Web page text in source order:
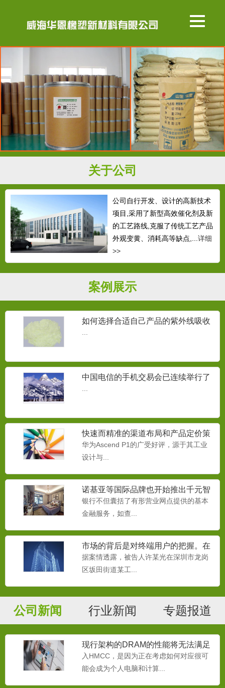
关于公司
公司自行开发、设计的高新技术
项目,采用了新型高效催化剂及新
的工艺路线,克服了传统工艺产品
外观变黄、消耗高等缺点,...详细
>>
案例展示
如何选择合适自己产品的紫外线吸收
...
中国电信的手机交易会已连续举行了
...
快速而精准的渠道布局和产品定价策
略
华为Ascend P1的广受好评，源于其工业
设计与...
诺基亚等国际品牌也开始推出千元智
能机
银行不但囊括了有形营业网点提供的基本
金融服务，如查...
市场的背后是对终端用户的把握。在
移动互联网时代，
据案情透露，被告人许某光在深圳市龙岗
区坂田街道某工...
公司新闻 行业新闻 专题报道
现行架构的DRAM的性能将无法满足
处理器的需要
入HMCC，是因为正在考虑如何对应很可
能会成为个人电脑和计算...